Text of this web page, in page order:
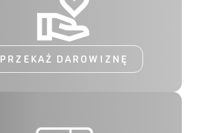
PRZEKAŻ DAROWIZNĘ